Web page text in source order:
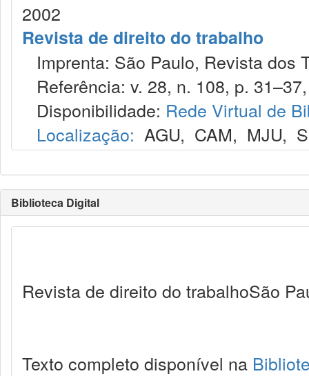
2002
Revista de direito do trabalho
Imprenta: São Paulo, Revista dos
Referência: v. 28, n. 108, p.
Disponibilidade: Rede Virtual de
Localização: AGU, CAM, MJU,
Biblioteca Digital
Revista de direito do trabalhoSão
Texto completo disponível na